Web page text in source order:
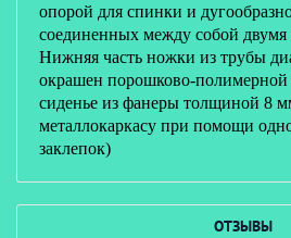
опорой для спинки и
соединенных между собой
Нижняя часть ножки из трубы
окрашен порошково-
сиденье из фанеры толщиной 8
металлокаркасу при помощи
заклепок)
ОТЗЫВЫ